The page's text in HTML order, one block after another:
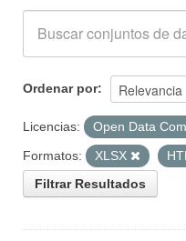
Ordenar por
Licencias:
Open Data
Formatos:
XLSX
Filtrar Resultados